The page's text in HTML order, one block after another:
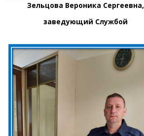
Зельцова Вероника Сергеевна,
заведующий Cлужбой